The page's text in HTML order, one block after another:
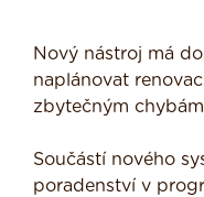
Nový nástroj má
naplánovat
zbytečným
Součástí nového
poradenství v